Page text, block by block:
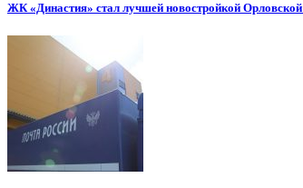
ЖК «Династия» стал лучшей новостройкой Орловской